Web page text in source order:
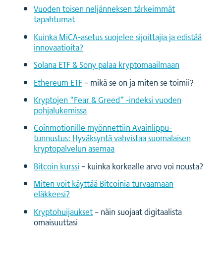
Vuoden toisen neljänneksen tärkeimmät
tapahtumat
Kuinka MiCA-asetus suojelee sijoittajia ja edistää
innovaatioita?
Solana ETF & Sony palaa kryptomaailmaan
Ethereum ETF– mikä se on ja miten se toimii?
Kryptojen “Fear & Greed” -indeksi vuoden
pohjalukemissa
Coinmotionille myönnettiin Avainlippu-
tunnustus: Hyväksyntä vahvistaa suomalaisen
kryptopalvelun asemaa
Bitcoin kurssi– kuinka korkealle arvo voi nousta?
Miten voit käyttää Bitcoinia turvaamaan
eläkkeesi?
Kryptohuijaukset– näin suojaat digitaalista
omaisuuttasi